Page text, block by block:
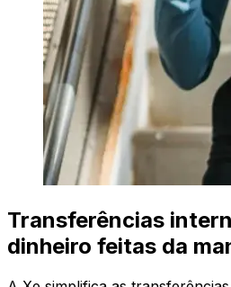
Transferências
dinheiro feitas da